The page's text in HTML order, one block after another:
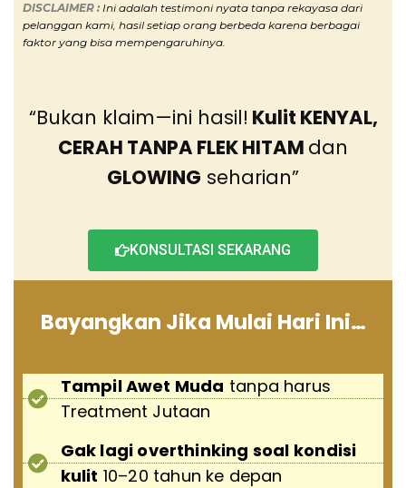
DISCLAIMER : Ini adalah testimoni nyata tanpa rekayasa dari
pelanggan kami, hasil setiap orang berbeda karena berbagai
faktor yang bisa mempengaruhinya.
“Bukan klaim—ini hasil! Kulit KENYAL,
CERAH TANPA FLEK HITAM dan
GLOWING seharian”
KONSULTASI SEKARANG
Bayangkan Jika Mulai Hari Ini…
Tampil Awet Muda tanpa harus
Treatment Jutaan
Gak lagi overthinking soal kondisi
kulit 10–20 tahun ke depan